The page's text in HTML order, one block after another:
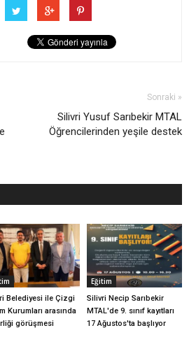
Sonraki »
Silivri Yusuf Sarıbekir MTAL
Öğrencilerinden yeşile destek
Belediyesi ile Çizgi
Kurumları arasında
görüşmesi
Eğitim
Silivri Necip Sarıbekir
MTAL'de 9. sınıf kayıtları
17 Ağustos'ta başlıyor